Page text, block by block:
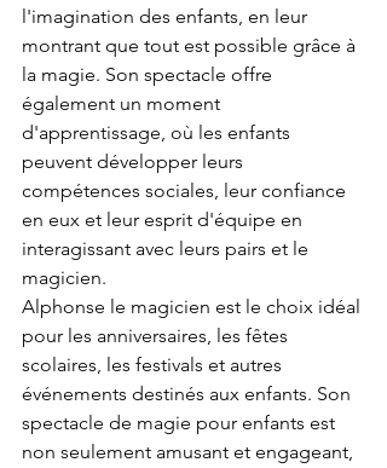
l'imagination des enfants, en leur
montrant que tout est possible grâce à
la magie. Son spectacle offre
également un moment
d'apprentissage, où les enfants
peuvent développer leurs
compétences sociales, leur confiance
en eux et leur esprit d'équipe en
interagissant avec leurs pairs et le
magicien.
Alphonse le magicien est le choix idéal
pour les anniversaires, les fêtes
scolaires, les festivals et autres
événements destinés aux enfants. Son
spectacle de magie pour enfants est
non seulement amusant et engageant,